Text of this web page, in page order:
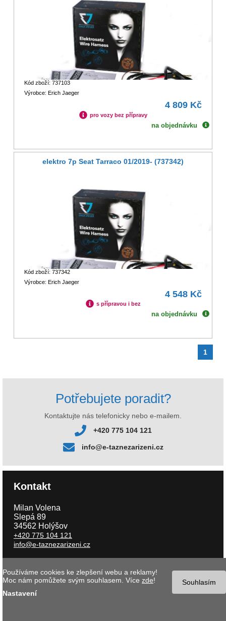
Kód zboží: 737103
Výrobce: Erich Jaeger
4 809 Kč
pro vozy bez přípravy
na objednávku
elektro 7p Seat Tarraco 01/2019- (737342)
Kód zboží: 737342
Výrobce: Erich Jaeger
4 548 Kč
s přípravou i bez
na objednávku
1
Potřebujete poradit?
Kontaktujte nás telefonicky nebo e-mailem.
+420 775 104 121
info@e-taznezarizeni.cz
Kontakt
Milan Volena
Slepá 89
34562 Holýšov
+420 775 104 121
info@e-taznezarizeni.cz
Copyright © 2026 e-taznezarizeni.cz | Aktualizace 09.08.2026 |
internetového obchodu- MK software |Nastavení cookies Souhlasím
Používáme cookies ke zlepšení webu a reklamy!
Moc nám pomůžete svým souhlasem. Více zde!
Nastavení